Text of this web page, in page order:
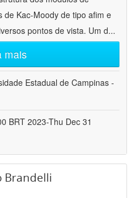
de Kac-Moody de tipo afim e
pontos de vista. Um d...
mais
Estadual de Campinas -
BRT 2023-Thu Dec 31
Brandelli